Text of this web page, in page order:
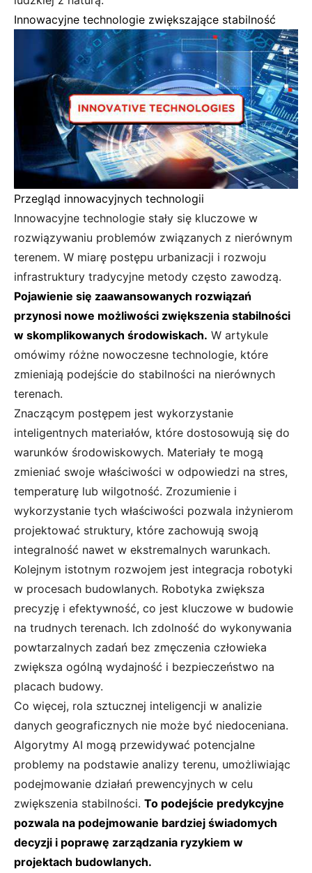
Innowacyjne technologie zwiększające stabilność
Przegląd innowacyjnych technologii
Innowacyjne technologie stały się kluczowe w
rozwiązywaniu problemów związanych z nierównym
terenem. W miarę postępu urbanizacji i rozwoju
infrastruktury tradycyjne metody często zawodzą.
Pojawienie się zaawansowanych rozwiązań
przynosi nowe możliwości zwiększenia stabilności
w skomplikowanych środowiskach. W artykule
omówimy różne nowoczesne technologie, które
zmieniają podejście do stabilności na nierównych
terenach.
Znaczącym postępem jest wykorzystanie
inteligentnych materiałów, które dostosowują się do
warunków środowiskowych. Materiały te mogą
zmieniać swoje właściwości w odpowiedzi na stres,
temperaturę lub wilgotność. Zrozumienie i
wykorzystanie tych właściwości pozwala inżynierom
projektować struktury, które zachowują swoją
integralność nawet w ekstremalnych warunkach.
Kolejnym istotnym rozwojem jest integracja robotyki
w procesach budowlanych. Robotyka zwiększa
precyzję i efektywność, co jest kluczowe w budowie
na trudnych terenach. Ich zdolność do wykonywania
powtarzalnych zadań bez zmęczenia człowieka
zwiększa ogólną wydajność i bezpieczeństwo na
placach budowy.
Co więcej, rola sztucznej inteligencji w analizie
danych geograficznych nie może być niedoceniana.
Algorytmy AI mogą przewidywać potencjalne
problemy na podstawie analizy terenu, umożliwiając
podejmowanie działań prewencyjnych w celu
zwiększenia stabilności. To podejście predykcyjne
pozwala na podejmowanie bardziej świadomych
decyzji i poprawę zarządzania ryzykiem w
projektach budowlanych.